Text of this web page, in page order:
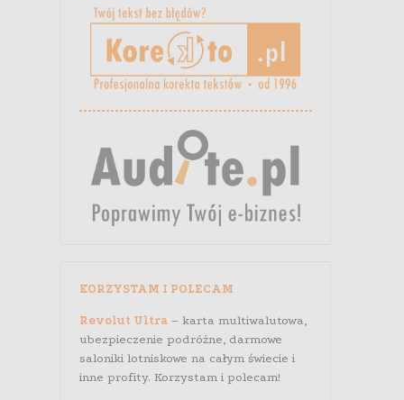
KORZYSTAM I POLECAM
Revolut Ultra– karta multiwalutowa,
ubezpieczenie podróżne, darmowe
saloniki lotniskowe na całym świecie i
inne profity. Korzystam i polecam!